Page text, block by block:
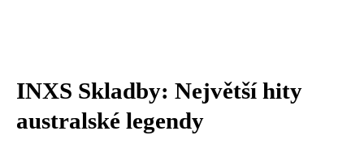
INXS Skladby: Největší hity
australské legendy